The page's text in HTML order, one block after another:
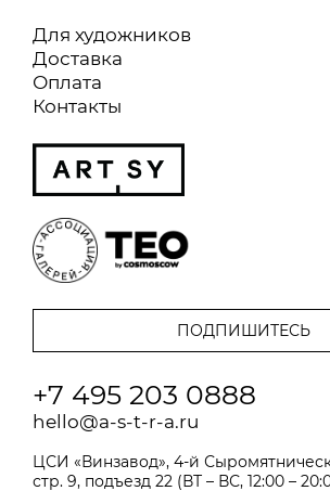
Для художников
Доставка
Оплата
Контакты
+7 495 203 0888
hello@a-s-t-r-a.ru
ЦСИ «Винзавод», 4-й
стр. 9, подъезд 22 (ВТ – ВС, 12:00 –